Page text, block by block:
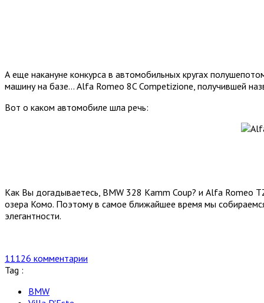
А еще накануне конкурса в автомобильных кругах
машину на базе… Alfa Romeo 8C Competizione, получившей
Вот о каком автомобиле шла речь:
Как Вы догадываетесь, BMW 328 Kamm Coup? и Alfa Romeo
озера Комо. Поэтому в самое ближайшее время мы
элегантности.
11126 комментарии
Tag :
BMW